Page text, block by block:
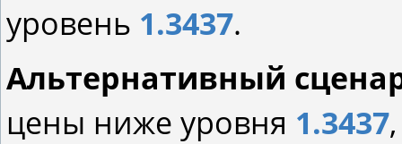
уровень 1.3437.
Альтернативный
цены ниже уровня 1.3437